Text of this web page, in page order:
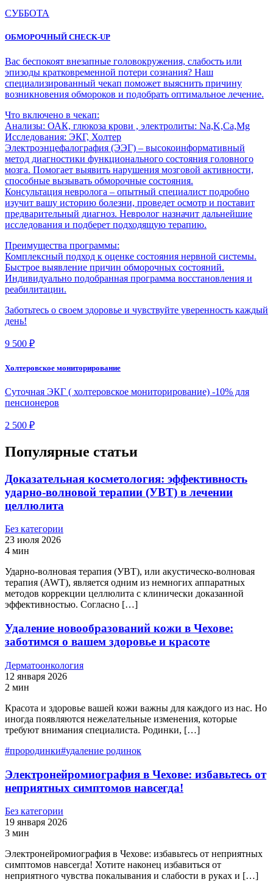
СУББОТА
ОБМОРОЧНЫЙ CHECK-UP
Вас беспокоят внезапные головокружения, слабость или
эпизоды кратковременной потери сознания? Наш
специализированный чекап поможет выяснить причину
возникновения обмороков и подобрать оптимальное лечение.
Что включено в чекап:
Анализы: ОАК, глюкоза крови , электролиты: Na,K,Ca,Mg
Исследования: ЭКГ, Холтер
Электроэнцефалография (ЭЭГ) – высокоинформативный
метод диагностики функционального состояния головного
мозга. Помогает выявить нарушения мозговой активности,
способные вызывать обморочные состояния.
Консультация невролога – опытный специалист подробно
изучит вашу историю болезни, проведет осмотр и поставит
предварительный диагноз. Невролог назначит дальнейшие
исследования и подберет подходящую терапию.
Преимущества программы:
Комплексный подход к оценке состояния нервной системы.
Быстрое выявление причин обморочных состояний.
Индивидуально подобранная программа восстановления и
реабилитации.
Заботьтесь о своем здоровье и чувствуйте уверенность каждый
день!
9 500 ₽
Холтеровское мониторирование
Суточная ЭКГ ( холтеровское мониторирование) -10% для
пенсионеров
2 500 ₽
Популярные статьи
Доказательная косметология: эффективность
ударно-волновой терапии (УВТ) в лечении
целлюлита
Без категории
23 июля 2026
4 мин
Ударно-волновая терапия (УВТ), или акустическо-волновая
терапия (AWT), является одним из немногих аппаратных
методов коррекции целлюлита с клинически доказанной
эффективностью. Согласно […]
Удаление новообразований кожи в Чехове:
заботимся о вашем здоровье и красоте
Дерматоонкология
12 января 2026
2 мин
Красота и здоровье вашей кожи важны для каждого из нас. Но
иногда появляются нежелательные изменения, которые
требуют внимания специалиста. Родинки, […]
#прородинки#удаление родинок
Электронейромиография в Чехове: избавьтесь от
неприятных симптомов навсегда!
Без категории
19 января 2026
3 мин
Электронейромиография в Чехове: избавьтесь от неприятных
симптомов навсегда! Хотите наконец избавиться от
неприятного чувства покалывания и слабости в руках и […]